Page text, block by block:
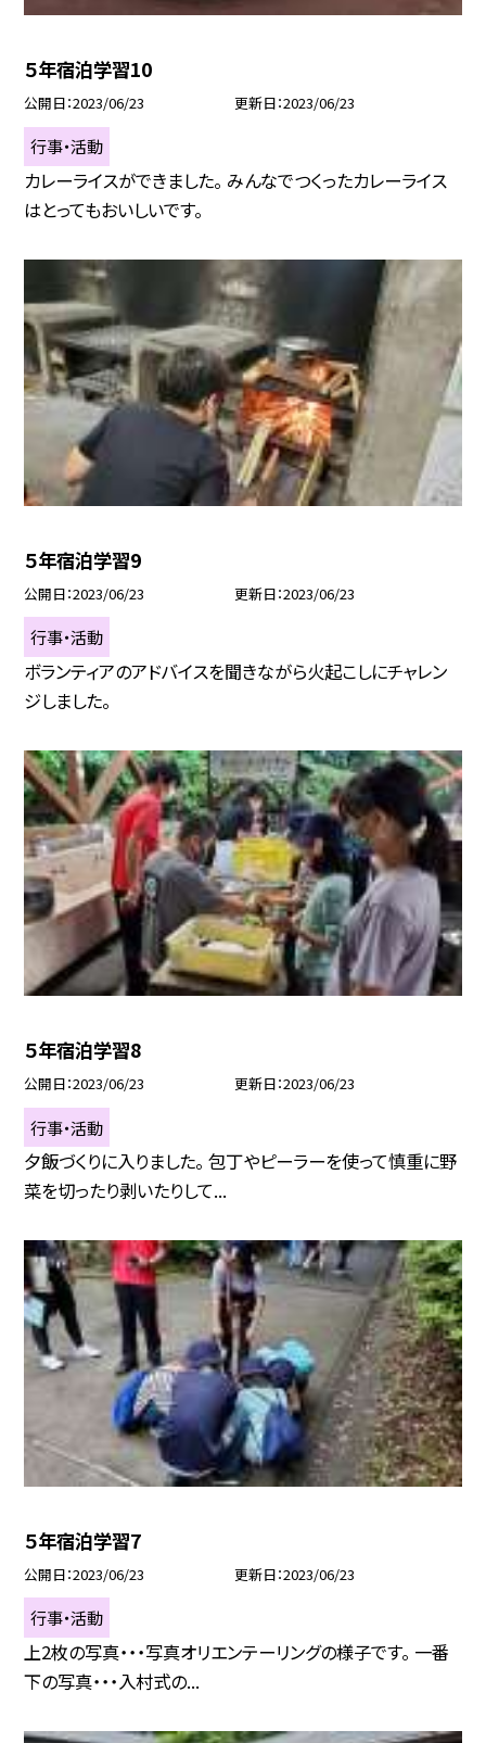
５年宿泊学習10
公開日 2023/06/23 更新日 2023/06/23
行事・活動
カレーライスができました。 みんなでつくったカレーライス
はとってもおいしいです。
５年宿泊学習9
公開日 2023/06/23 更新日 2023/06/23
行事・活動
ボランティアのアドバイスを聞きながら火起こしにチャレン
ジしました。
５年宿泊学習8
公開日 2023/06/23 更新日 2023/06/23
行事・活動
夕飯づくりに入りました。 包丁やピーラーを使って慎重に野
菜を切ったり剥いたりして...
５年宿泊学習7
公開日 2023/06/23 更新日 2023/06/23
行事・活動
上2枚の写真・・・写真オリエンテーリングの様子です。 一番
下の写真・・・入村式の...